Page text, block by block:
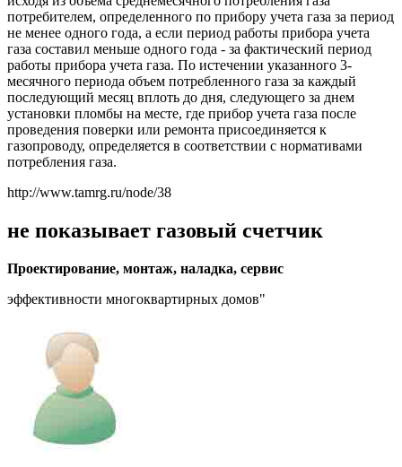
потребителем, определенного по прибору учета газа за период
не менее одного года, а если период работы прибора учета
газа составил меньше одного года - за фактический период
работы прибора учета газа. По истечении указанного 3-
месячного периода объем потребленного газа за каждый
последующий месяц вплоть до дня, следующего за днем
установки пломбы на месте, где прибор учета газа после
проведения поверки или ремонта присоединяется к
газопроводу, определяется в соответствии с нормативами
потребления газа.
http://www.tamrg.ru/node/38
не показывает газовый счетчик
Проектирование, монтаж, наладка, сервис
эффективности многоквартирных домов"